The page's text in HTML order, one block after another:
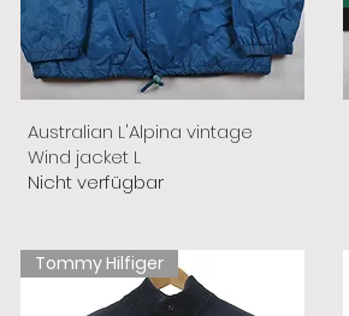
Australian L'Alpina vintage
Wind jacket L
Nicht verfügbar
Tommy Hilfiger